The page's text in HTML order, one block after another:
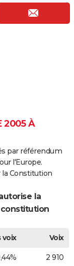
2005 À
par référendum
l'Europe.
la Constitution
la
voix
Voix
2 910